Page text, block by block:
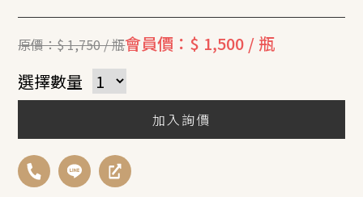
原價：$ 1,750 / 瓶會員價：$ 1,500 / 瓶
選擇數量
加入詢價